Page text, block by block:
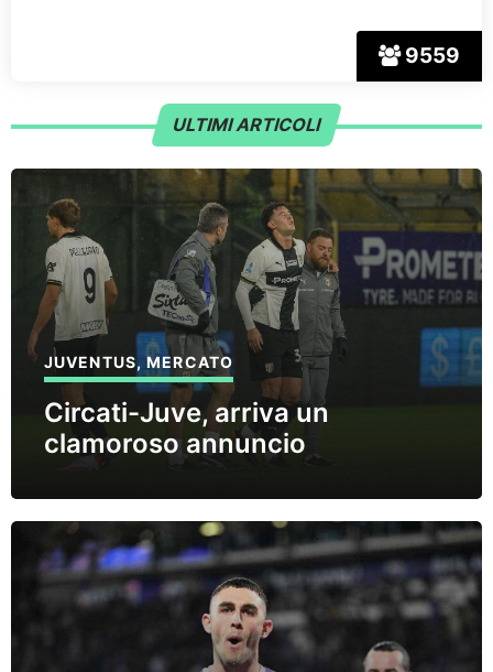
9559
ULTIMI ARTICOLI
JUVENTUS,MERCATO
Circati-Juve, arriva un
clamoroso annuncio